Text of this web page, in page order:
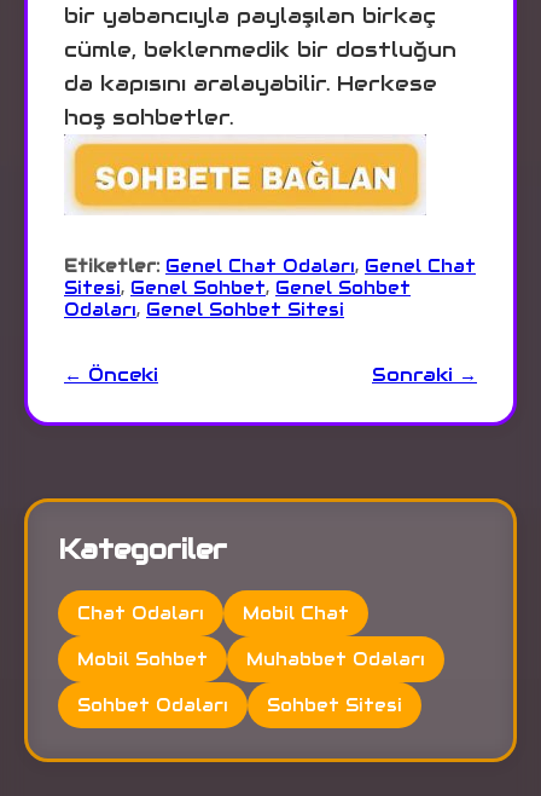
bir yabancıyla paylaşılan birkaç
cümle, beklenmedik bir dostluğun
da kapısını aralayabilir. Herkese
hoş sohbetler.
Etiketler: Genel Chat Odaları, Genel Chat
Sitesi, Genel Sohbet, Genel Sohbet
Odaları, Genel Sohbet Sitesi
← Önceki Sonraki →
Kategoriler
Chat Odaları Mobil Chat
Mobil Sohbet Muhabbet Odaları
Sohbet Odaları Sohbet Sitesi